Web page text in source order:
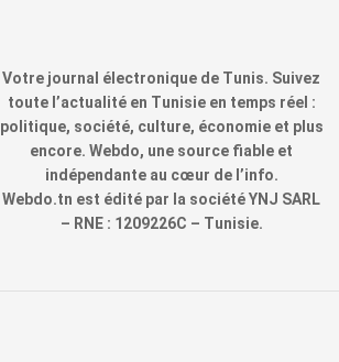
Votre journal électronique de Tunis. Suivez
toute l’actualité en Tunisie en temps réel :
politique, société, culture, économie et plus
encore. Webdo, une source fiable et
indépendante au cœur de l’info.
Webdo.tn est édité par la société YNJ SARL
– RNE : 1209226C – Tunisie.